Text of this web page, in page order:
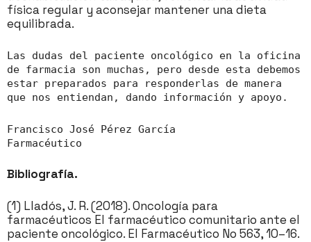
física regular y aconsejar mantener una dieta
equilibrada.
Las dudas del paciente oncológico en la oficina
de farmacia son muchas, pero desde esta debemos
estar preparados para responderlas de manera
que nos entiendan, dando información y apoyo.
Francisco José Pérez García
Farmacéutico
Bibliografía.
(1) Lladós, J. R. (2018). Oncología para
farmacéuticos El farmacéutico comunitario ante el
paciente oncológico. El Farmacéutico No 563, 10–16.